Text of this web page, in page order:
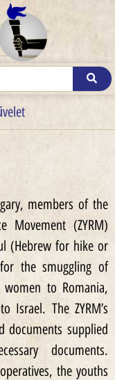
members of the
Movement (ZYRM)
(Hebrew for hike or
the smuggling of
to Romania,
Israel. The ZYRM’s
supplied
documents.
the youths